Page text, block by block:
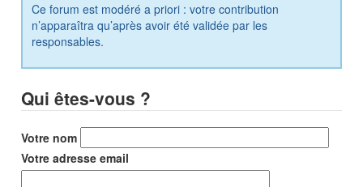
Ce forum est modéré a priori : votre contribution
n’apparaîtra qu’après avoir été validée par les
responsables.
Qui êtes-vous ?
Votre nom
Votre adresse email